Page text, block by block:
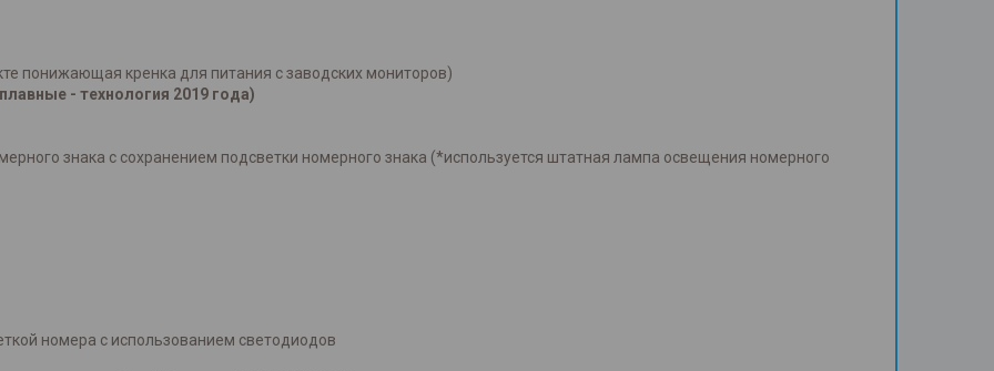
понижающая кренка для питания с заводских мониторов)
- технология 2019 года)
знака с сохранением подсветки номерного знака (*используется штатная лампа освещения номерного
номера с использованием светодиодов